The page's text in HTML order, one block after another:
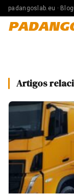
padangoslab.eu ·
Artigos